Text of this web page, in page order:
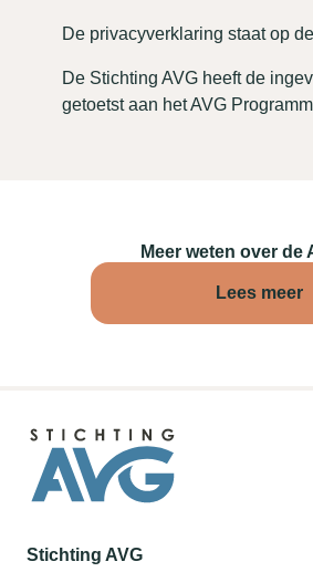
De privacyverklaring staat op
De Stichting AVG heeft de
getoetst aan het AVG
Meer weten over de
Lees meer
Stichting AVG